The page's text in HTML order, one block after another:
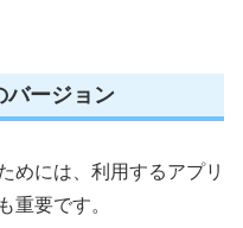
バージョン
めには、利用するアプリ
重要です。